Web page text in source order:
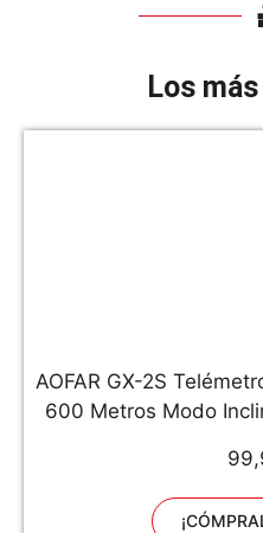
Los
AOFAR GX-2S
600 Metros Modo